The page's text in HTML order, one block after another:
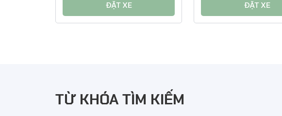
ĐẶT XE ĐẶT XE
TỪ KHÓA TÌM KIẾM